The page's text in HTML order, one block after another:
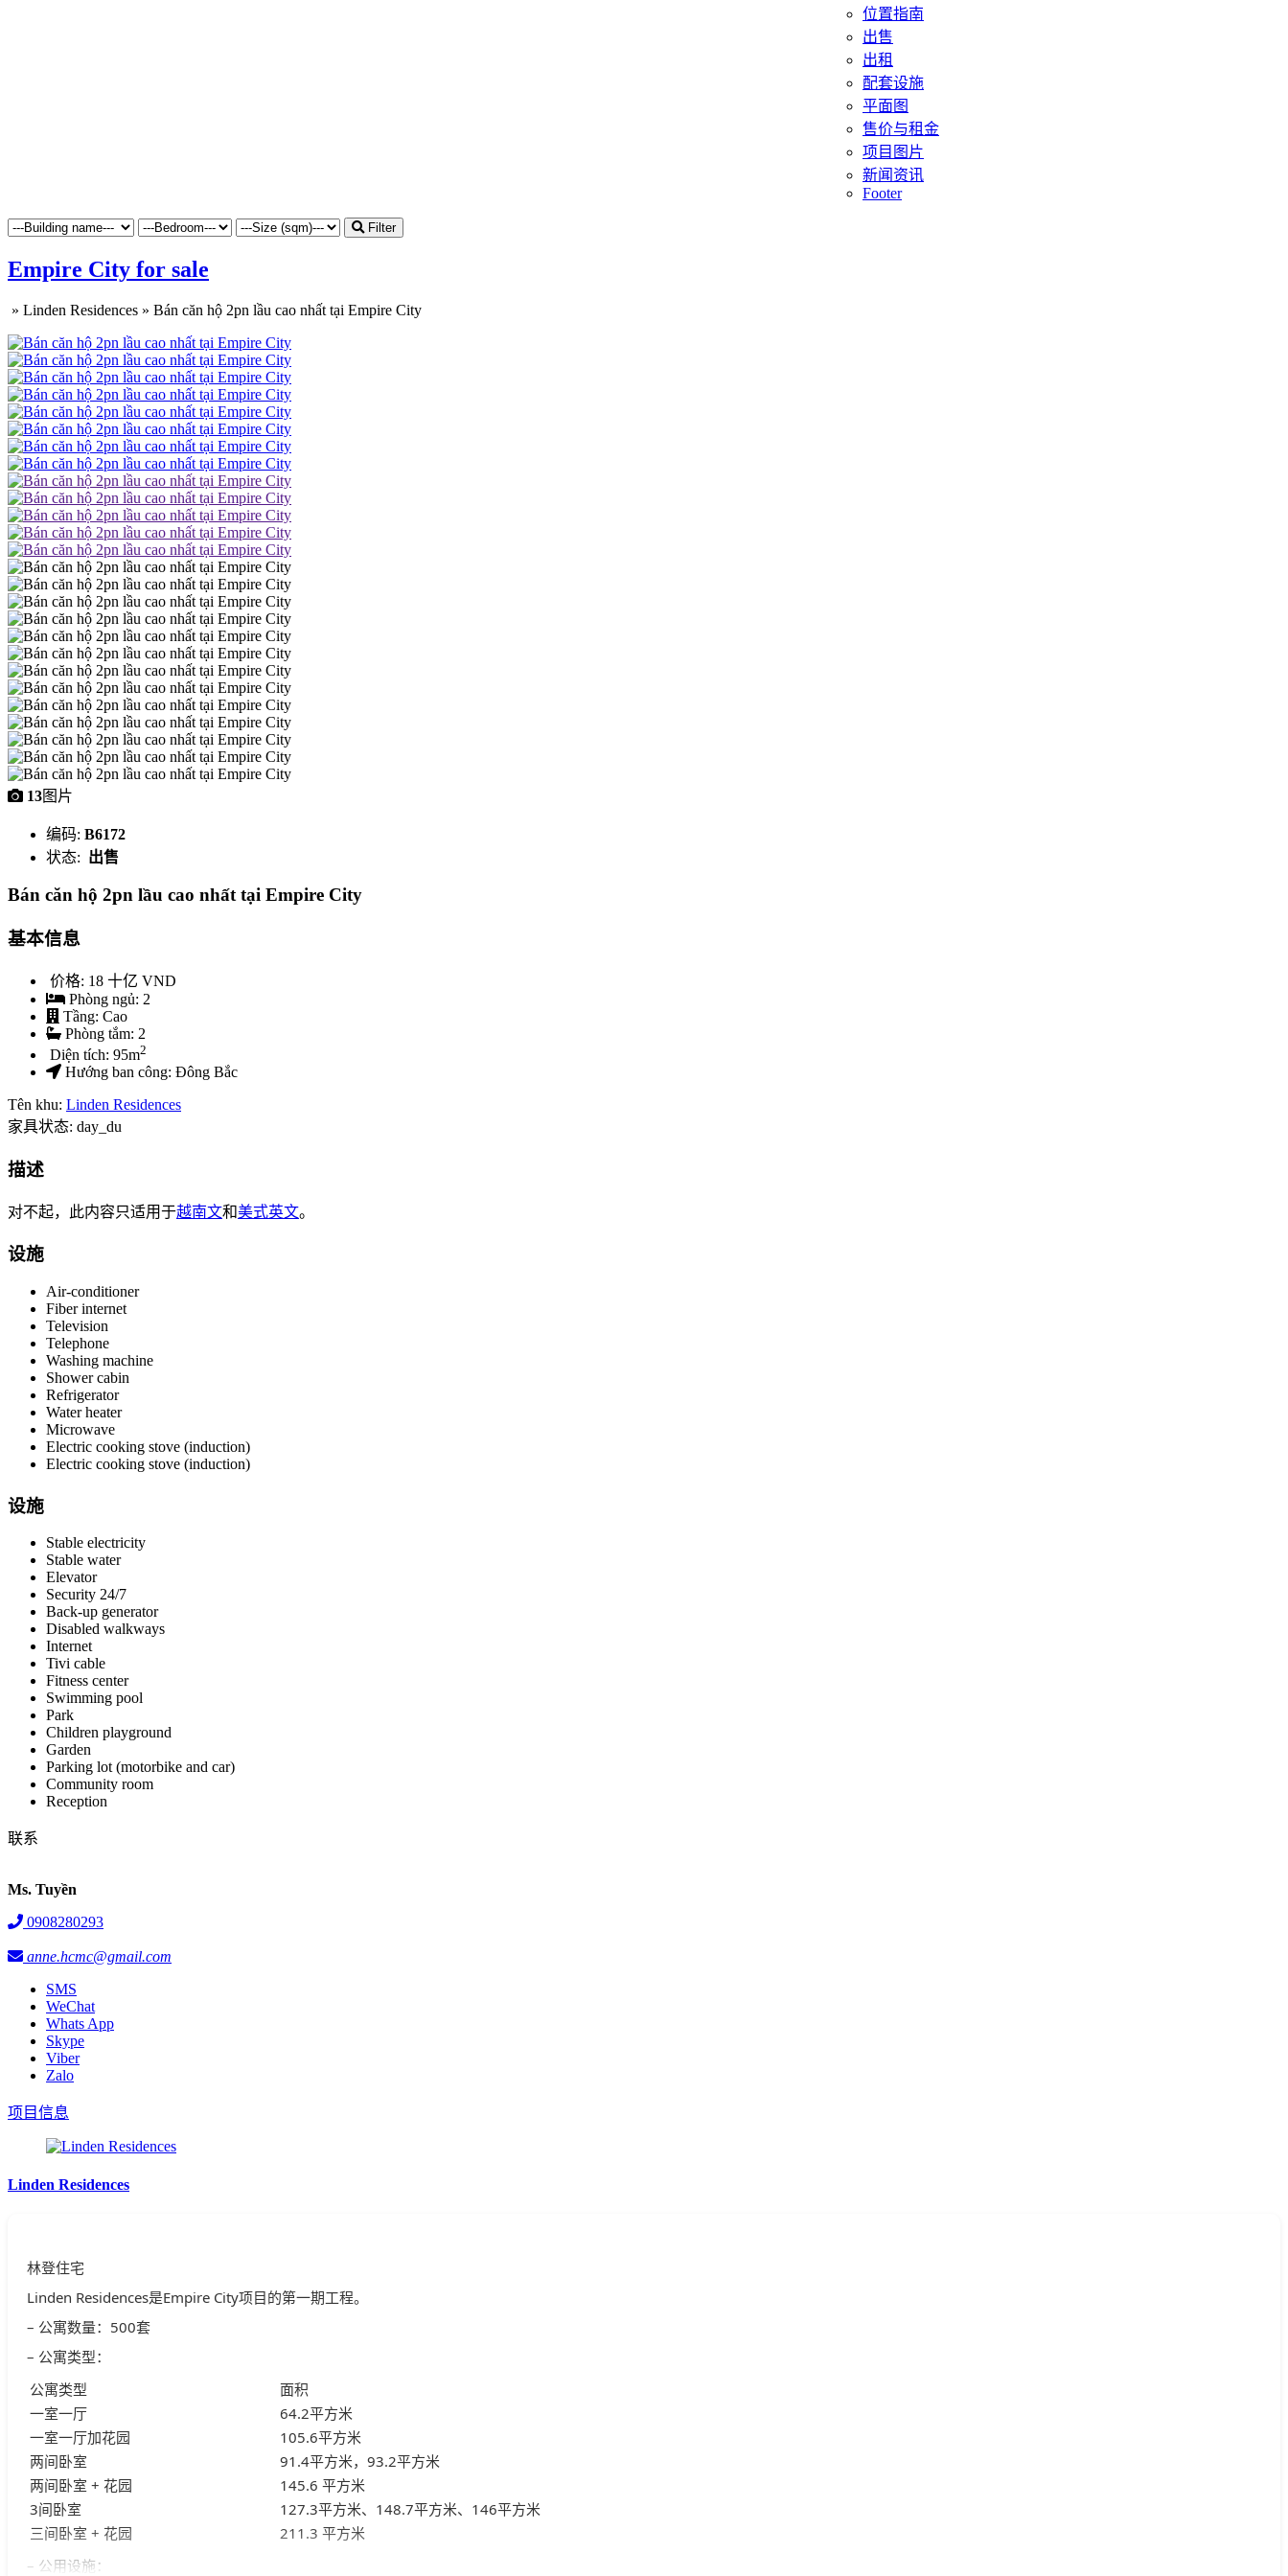
位置指南
出售
出租
配套设施
平面图
售价与租金
项目图片
新闻资讯
Footer
Filter
Empire City for sale
» Linden Residences » Bán căn hộ 2pn lầu cao nhất tại Empire City
13图片
编码: B6172
状态: 出售
Bán căn hộ 2pn lầu cao nhất tại Empire City
基本信息
价格: 18 十亿 VND
Phòng ngủ: 2
Tầng: Cao
Phòng tắm: 2
Diện tích: 95m2
Hướng ban công: Đông Bắc
Tên khu: Linden Residences
家具状态: day_du
描述
对不起，此内容只适用于越南文和美式英文。
设施
Air-conditioner
Fiber internet
Television
Telephone
Washing machine
Shower cabin
Refrigerator
Water heater
Microwave
Electric cooking stove (induction)
Electric cooking stove (induction)
设施
Stable electricity
Stable water
Elevator
Security 24/7
Back-up generator
Disabled walkways
Internet
Tivi cable
Fitness center
Swimming pool
Park
Children playground
Garden
Parking lot (motorbike and car)
Community room
Reception
联系
Ms. Tuyền
0908280293
anne.hcmc@gmail.com
SMS
WeChat
Whats App
Skype
Viber
Zalo
项目信息
Linden Residences
林登住宅
Linden Residences是Empire City项目的第一期工程。
– 公寓数量：500套
– 公寓类型：
公寓类型
面积
一室一厅
64.2平方米
一室一厅加花园
105.6平方米
两间卧室
91.4平方米，93.2平方米
两间卧室 + 花园
145.6 平方米
3间卧室
127.3平方米、148.7平方米、146平方米
三间卧室 + 花园
211.3 平方米
– 公用设施：